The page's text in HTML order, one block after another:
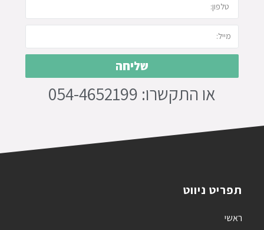
שליחה
או התקשרו: 054-4652199‏‎
תפריט ניווט
ראשי